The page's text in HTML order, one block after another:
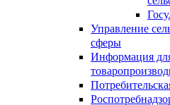
Управление
сферы
Информация